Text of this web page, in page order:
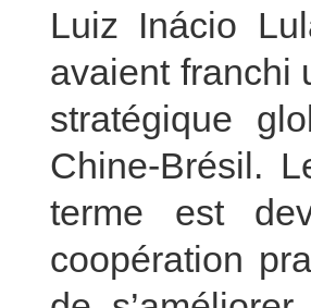
Luiz Inácio
avaient franchi
stratégique
Chine-Brésil.
terme est
coopération